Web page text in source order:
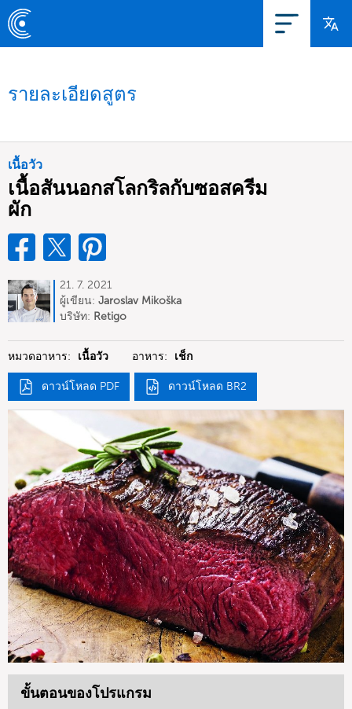
รายละเอียดสูตร
เนื้อวัว
เนื้อสันนอกสโลกริลกับซอสครีม
ผัก
21. 7. 2021
ผู้เขียน: Jaroslav Mikoška
บริษัท: Retigo
หมวดอาหาร: เนื้อวัว อาหาร: เช็ก
ดาวน์โหลด PDF ดาวน์โหลด BR2
ขั้นตอนของโปรแกรม